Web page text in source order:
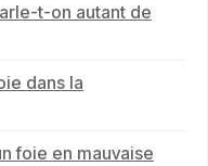
t-on autant de
dans la
foie en mauvaise